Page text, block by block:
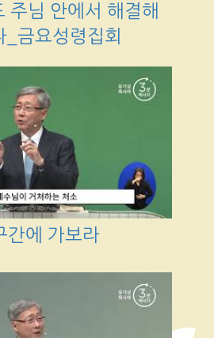
주님 안에서 해결해
_금요성령집회
간에 가보라